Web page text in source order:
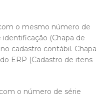
o mesmo número de
(Chapa de
cadastro contábil. Chapa
ERP (Cadastro de itens
o número de série